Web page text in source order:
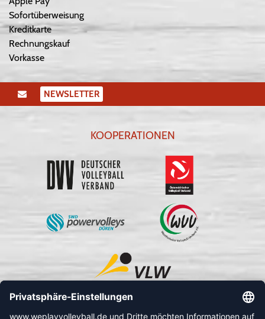
Sofortüberweisung
Kreditkarte
Rechnungskauf
Vorkasse
NEWSLETTER
KOOPERATIONEN